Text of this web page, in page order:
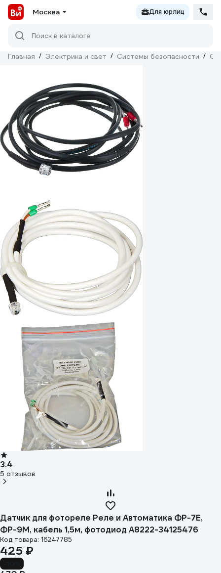
Москва Для юрлиц
Поиск в каталоге
Главная / Электрика и свет / Системы безопасности /
3.4
5 отзывов
Датчик для фотореле Реле и Автоматика ФР-7Е,
ФР-9М, кабель 1,5м, фотодиод A8222-34125476
Код товара: 16247785
425 ₽